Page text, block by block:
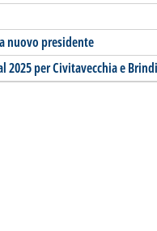
nuovo presidente
2025 per Civitavecchia e